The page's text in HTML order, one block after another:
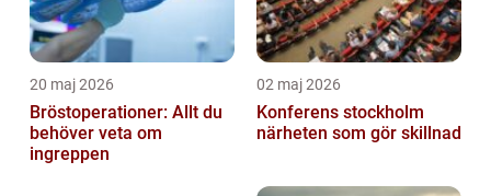
20 maj 2026
Bröstoperationer: Allt du
behöver veta om
ingreppen
02 maj 2026
Konferens stockholm
närheten som gör skillnad